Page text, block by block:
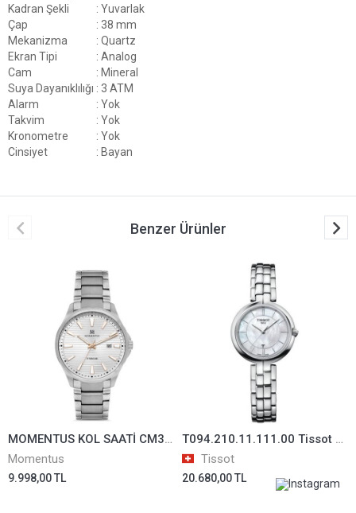
Kadran Şekli
: Yuvarlak
Çap
: 38 mm
Mekanizma
: Quartz
Ekran Tipi
: Analog
Cam
: Mineral
Suya Dayanıklılığı : 3 ATM
Alarm
: Yok
Takvim
: Yok
Kronometre
: Yok
Cinsiyet
: Bayan
Benzer Ürünler
MOMENTUS KOL SAATİ CM390V-03SR
Momentus
9.998,00 TL
T094.210.11.111.00 Tissot Flamingo Bayan Kol Saati T0942101111100
Tissot
20.680,00 TL